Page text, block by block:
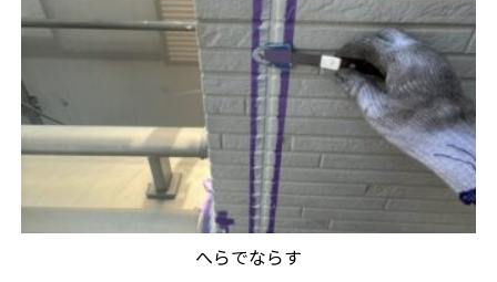
へらでならす